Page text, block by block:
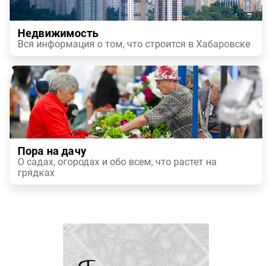
Недвижимость
Вся информация о том, что строится в Хабаровске
Пора на дачу
О садах, огородах и обо всем, что растет на
грядках